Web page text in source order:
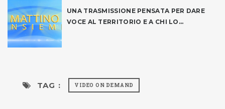
UNA TRASMISSIONE PENSATA PER DARE
VOCE AL TERRITORIO E A CHI LO...
TAG : VIDEO ON DEMAND